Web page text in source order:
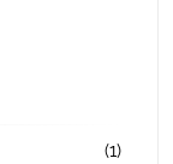
(1)